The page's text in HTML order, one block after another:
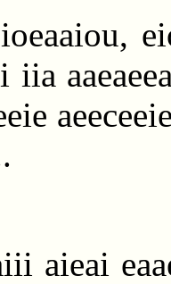
iia
aieai